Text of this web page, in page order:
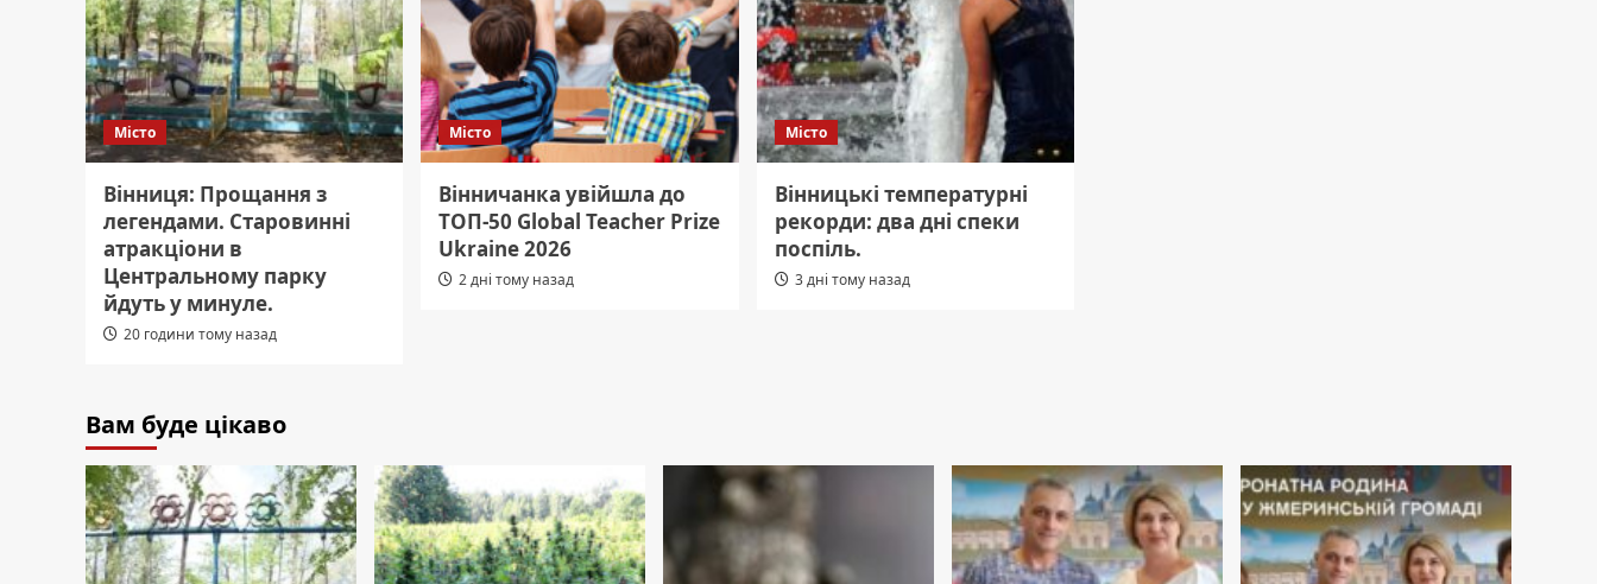
Місто
Вінниця: Прощання з
легендами. Старовинні
атракціони в
Центральному парку
йдуть у минуле.
20 години тому назад
Місто
Вінничанка увійшла до
ТОП-50 Global Teacher Prize
Ukraine 2026
2 дні тому назад
Місто
Вінницькі температурні
рекорди: два дні спеки
поспіль.
3 дні тому назад
Вам буде цікаво